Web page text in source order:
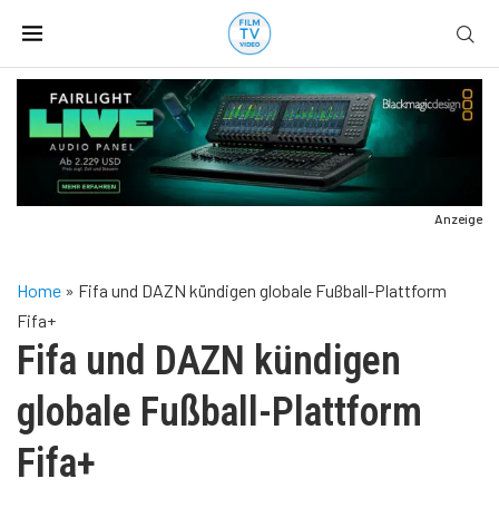
Anzeige
Home » Fifa und DAZN kündigen globale Fußball-Plattform
Fifa+
Fifa und DAZN kündigen
globale Fußball-Plattform
Fifa+